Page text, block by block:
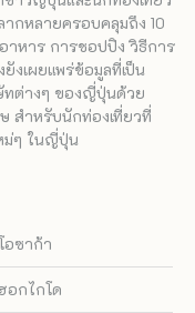
กหลายครอบคลุมถึง 10
าหาร การชอปปิง วิธีการ
งเผยแพร่ข้อมูลที่เป็น
ทต่างๆ ของญี่ปุ่นด้วย
สำหรับนักท่องเที่ยวที่
ม่ๆ ในญี่ปุ่น
อซาก้า
อกไกโด